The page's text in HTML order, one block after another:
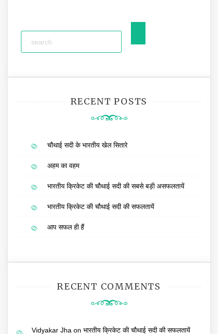
RECENT POSTS
चौथाई सदी के भारतीय खेल सितारे
अहम का वहम
भारतीय क्रिकेट की चौथाई सदी की सबसे बड़ी असफलतायें
भारतीय क्रिकेट की चौथाई सदी की सफलतायें
आप सफल ही हैं
RECENT COMMENTS
Vidyakar Jha on भारतीय क्रिकेट की चौथाई सदी की सफलतायें